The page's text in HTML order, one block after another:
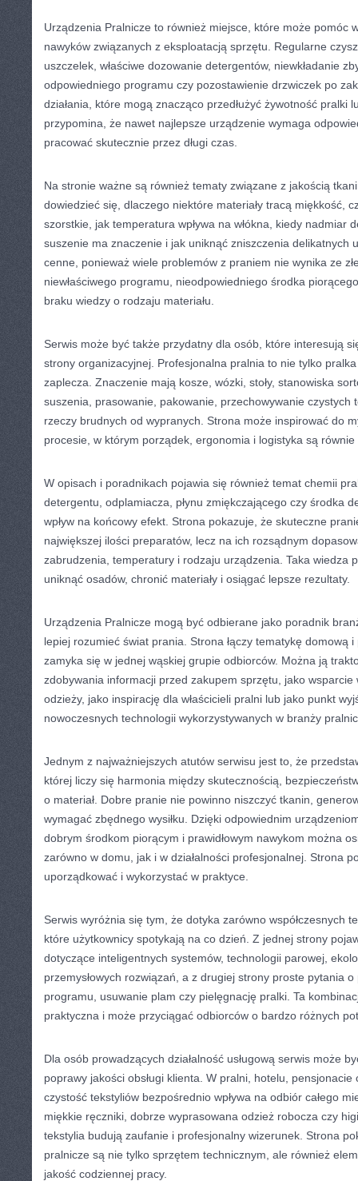
Urządzenia Pralnicze to również miejsce, które może pomóc
nawyków związanych z eksploatacją sprzętu. Regularne
uszczelek, właściwe dozowanie detergentów, niewkładanie
odpowiedniego programu czy pozostawienie drzwiczek po
działania, które mogą znacząco przedłużyć żywotność pralki
przypomina, że nawet najlepsze urządzenie wymaga
pracować skutecznie przez długi czas.
Na stronie ważne są również tematy związane z jakością
dowiedzieć się, dlaczego niektóre materiały tracą miękkość,
szorstkie, jak temperatura wpływa na włókna, kiedy nadmiar
suszenie ma znaczenie i jak uniknąć zniszczenia delikatnych
cenne, ponieważ wiele problemów z praniem nie wynika ze
niewłaściwego programu, nieodpowiedniego środka
braku wiedzy o rodzaju materiału.
Serwis może być także przydatny dla osób, które interesują
strony organizacyjnej. Profesjonalna pralnia to nie tylko
zaplecza. Znaczenie mają kosze, wózki, stoły, stanowiska
suszenia, prasowanie, pakowanie, przechowywanie czystych
rzeczy brudnych od wypranych. Strona może inspirować do
procesie, w którym porządek, ergonomia i logistyka są
W opisach i poradnikach pojawia się również temat chemii
detergentu, odplamiacza, płynu zmiękczającego czy środka
wpływ na końcowy efekt. Strona pokazuje, że skuteczne
największej ilości preparatów, lecz na ich rozsądnym
zabrudzenia, temperatury i rodzaju urządzenia. Taka wiedza
uniknąć osadów, chronić materiały i osiągać lepsze rezultaty.
Urządzenia Pralnicze mogą być odbierane jako poradnik
lepiej rozumieć świat prania. Strona łączy tematykę domową
zamyka się w jednej wąskiej grupie odbiorców. Można ją
zdobywania informacji przed zakupem sprzętu, jako wsparcie
odzieży, jako inspirację dla właścicieli pralni lub jako punkt
nowoczesnych technologii wykorzystywanych w branży
Jednym z najważniejszych atutów serwisu jest to, że
której liczy się harmonia między skutecznością,
o materiał. Dobre pranie nie powinno niszczyć tkanin,
wymagać zbędnego wysiłku. Dzięki odpowiednim
dobrym środkom piorącym i prawidłowym nawykom można
zarówno w domu, jak i w działalności profesjonalnej. Strona
uporządkować i wykorzystać w praktyce.
Serwis wyróżnia się tym, że dotyka zarówno współczesnych
które użytkownicy spotykają na co dzień. Z jednej strony
dotyczące inteligentnych systemów, technologii parowej,
przemysłowych rozwiązań, a z drugiej strony proste pytania
programu, usuwanie plam czy pielęgnację pralki. Ta
praktyczna i może przyciągać odbiorców o bardzo różnych
Dla osób prowadzących działalność usługową serwis może
poprawy jakości obsługi klienta. W pralni, hotelu,
czystość tekstyliów bezpośrednio wpływa na odbiór całego
miękkie ręczniki, dobrze wyprasowana odzież robocza czy
tekstylia budują zaufanie i profesjonalny wizerunek. Strona
pralnicze są nie tylko sprzętem technicznym, ale również
jakość codziennej pracy.